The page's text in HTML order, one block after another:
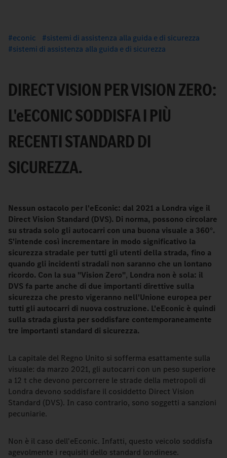
econic
sistemi di assistenza alla guida e di sicurezza
sistemi di assistenza alla guida e di sicurezza
DIRECT VISION PER VISION ZERO:
L'eECONIC SODDISFA I PIÙ
RECENTI STANDARD DI
SICUREZZA.
Nessun ostacolo per l'eEconic: dal 2021 a Londra vige il
Direct Vision Standard (DVS). Di norma, possono circolare
su strada solo gli autocarri con una buona visuale a 360°.
S'intende così incrementare in modo significativo la
sicurezza stradale per tutti gli utenti della strada, fino a
quando gli incidenti stradali non saranno che un lontano
ricordo. Con la sua "Vision Zero", Londra non è sola: il
DVS fa parte anche di due importanti direttive sulla
sicurezza che presto vigeranno nell'Unione europea per
tutti gli autocarri di nuova costruzione. L'eEconic è quindi
sulla strada giusta per soddisfare contemporaneamente
tre importanti standard di sicurezza.
La capitale del Regno Unito si sofferma esattamente sulla
visuale: da marzo 2021, gli autocarri con un peso superiore
a 12 t che devono percorrere le strade della metropoli di
Londra devono soddisfare il cosiddetto Direct Vision
Standard (DVS). In caso contrario, sono soggetti a sanzioni
pecuniarie.
Non è il caso dell'eEconic. Infatti, questo veicolo soddisfa
agevolmente i requisiti dello standard londinese.